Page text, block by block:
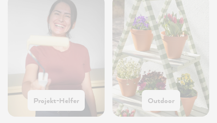
Projekt-Helfer Outdoor